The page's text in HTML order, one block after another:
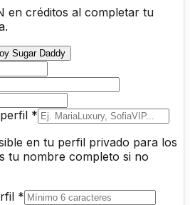
en créditos al completar tu
Sugar Daddy
*
en tu perfil privado para los
tu nombre completo si no
*